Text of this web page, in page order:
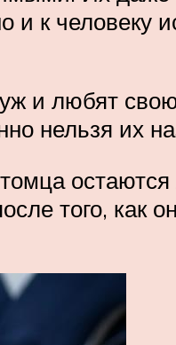
и к человеку
и любят
нельзя их
того, как